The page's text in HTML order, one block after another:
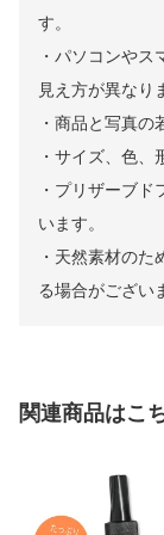
す。
・パソコンや
見え方が異なり
・商品と写真の
・サイズ、色、
・プリザーブ
います。
・天然素材の
る場合がござい
関連商品はこ